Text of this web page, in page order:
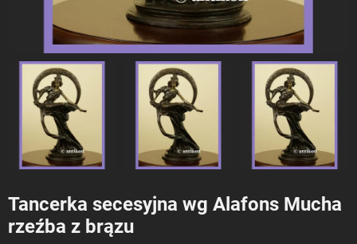
Tancerka secesyjna wg Alafons Mucha
rzeźba z brązu